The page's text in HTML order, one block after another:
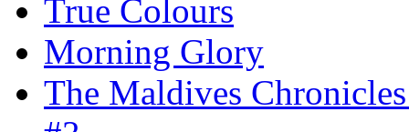
True Colours
Morning Glory
The Maldives